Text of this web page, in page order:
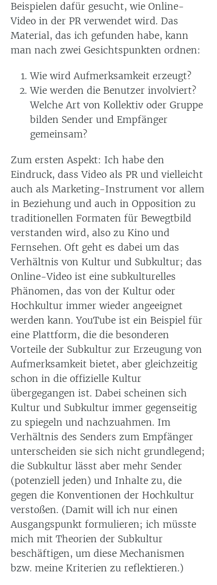
Beispielen dafür gesucht, wie Online-
Video in der PR verwendet wird. Das
Material, das ich gefunden habe, kann
man nach zwei Gesichtspunkten ordnen:
Wie wird Aufmerksamkeit erzeugt?
Wie werden die Benutzer involviert?
Welche Art von Kollektiv oder Gruppe
bilden Sender und Empfänger
gemeinsam?
Zum ersten Aspekt: Ich habe den
Eindruck, dass Video als PR und vielleicht
auch als Marketing-Instrument vor allem
in Beziehung und auch in Opposition zu
traditionellen Formaten für Bewegtbild
verstanden wird, also zu Kino und
Fernsehen. Oft geht es dabei um das
Verhältnis von Kultur und Subkultur; das
Online-Video ist eine subkulturelles
Phänomen, das von der Kultur oder
Hochkultur immer wieder angeeignet
werden kann. YouTube ist ein Beispiel für
eine Plattform, die die besonderen
Vorteile der Subkultur zur Erzeugung von
Aufmerksamkeit bietet, aber gleichzeitig
schon in die offizielle Kultur
übergegangen ist. Dabei scheinen sich
Kultur und Subkultur immer gegenseitig
zu spiegeln und nachzuahmen. Im
Verhältnis des Senders zum Empfänger
unterscheiden sie sich nicht grundlegend;
die Subkultur lässt aber mehr Sender
(potenziell jeden) und Inhalte zu, die
gegen die Konventionen der Hochkultur
verstoßen. (Damit will ich nur einen
Ausgangspunkt formulieren; ich müsste
mich mit Theorien der Subkultur
beschäftigen, um diese Mechanismen
bzw. meine Kriterien zu reflektieren.)